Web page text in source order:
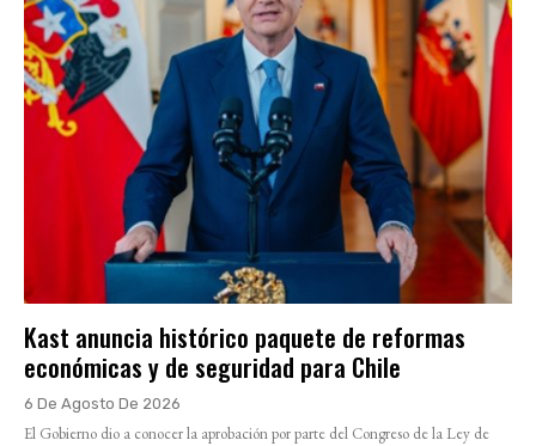
Kast anuncia histórico paquete de reformas
económicas y de seguridad para Chile
6 De Agosto De 2026
El Gobierno dio a conocer la aprobación por parte del Congreso de la Ley de